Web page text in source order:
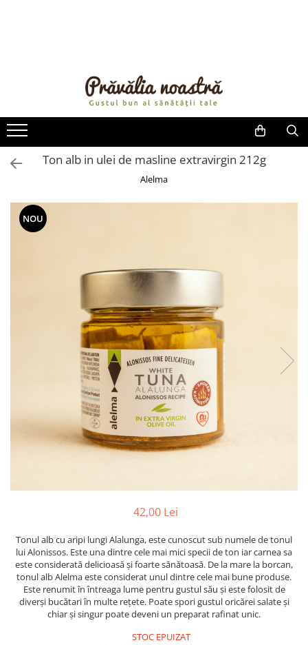
ULEIURI ȘI UNTURI
MĂSLINE
NUCI ȘI SEMINȚE
FRUCTE DESHIDRATATE
FRUCTE LA CONSERVĂ
OȚETURI ȘI SOSURI
BĂUTURI / LAPTE VEGETAL
CREME ȘI PASTE TARTINABILE
CEAIURI GRECEȘTI
CIOCOLATĂ ȘI CACAO
HEALTHY SNACKS
SUPERALIMENTE
LACTATE
REMEDII NATURISTE
TOATE PRODUSELE
Ton alb in ulei de masline extravirgin 212g
Alelma
NOU
42,00 Lei
Tonul alb cu aripi lungi Alalunga, este cunoscut sub numele de tonul
lui Alonissos. Este una dintre cele mai mici specii de ton iar carnea sa
este considerată delicioasă și foarte sănătoasă. De la mare la borcan,
tonul alb Alelma este considerat unul dintre cele mai bune produse.
Este renumit în întreaga lume pentru gustul său și este folosit de
diverși bucătari în multe rețete. Poate spori gustul oricărei salate și
chiar și singur poate deveni un preparat rafinat unic.
STOC EPUIZAT